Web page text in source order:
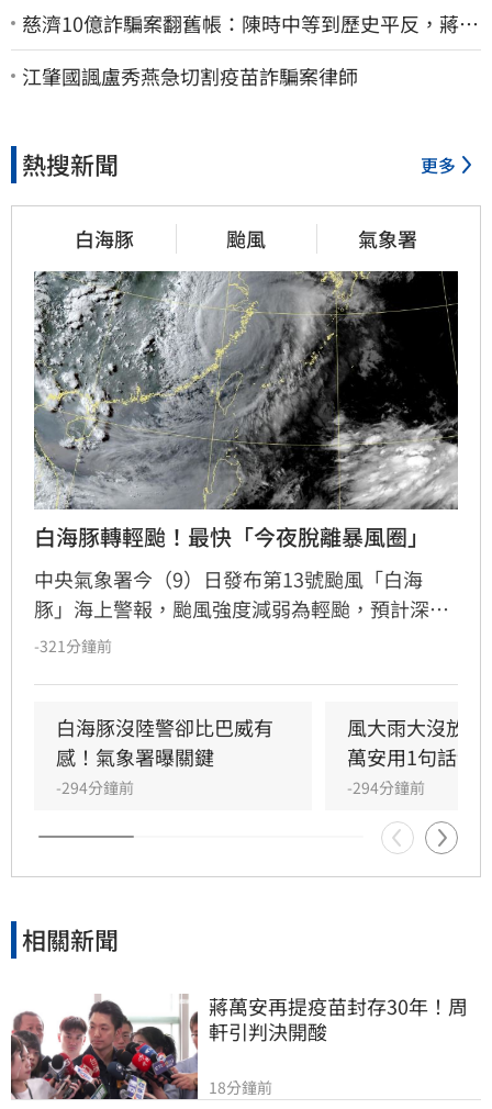
慈濟10億詐騙案翻舊帳：陳時中等到歷史平反，蔣萬
安償還2022政治利息
江肇國諷盧秀燕急切割疫苗詐騙案律師
熱搜新聞 更多
白海豚 颱風 氣象署
白海豚轉輕颱！最快「今夜脫離暴風圈」
中央氣象署今（9）日發布第13號颱風「白海
豚」海上警報，颱風強度減弱為輕颱，預計深夜
至明晨脫離暴風圈。受外圍雲系及西南風影響，
沉降影響，恐出現36度高溫及焚風。氣象署持續
發布陸上強風特報，提醒嘉義以北、恆春半島及
離島留意強陣風。
-321分鐘前
白海豚沒陸警卻比巴威有
感！氣象署曝關鍵
-294分鐘前
風大雨大沒放
萬安用1句話卸
-294分鐘前
相關新聞
蔣萬安再提疫苗封存30年！周
軒引判決開酸
18分鐘前